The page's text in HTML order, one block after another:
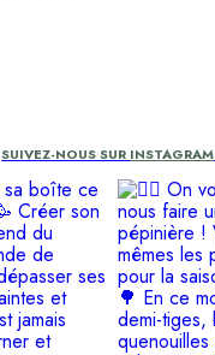
SUIVEZ-NOUS SUR INSTAGRAM